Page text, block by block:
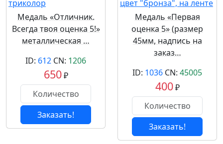
Медаль «Отличник.
Всегда твоя оценка 5!»
металлическая …
ID: 612 CN: 1206
650₽
Заказать!
Медаль «Первая
оценка 5» (размер
45мм, надпись на
заказ…
ID: 1036 CN: 45005
400₽
Заказать!